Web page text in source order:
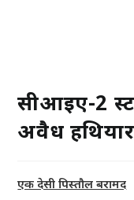
सीआईए-2
अवैध
एक देसी पिस्तौल बरामद